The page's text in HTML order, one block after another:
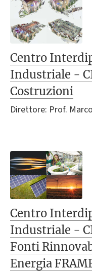
Centro
Industriale -
Costruzioni
Direttore: Prof.
Centro
Industriale -
Fonti
Energia